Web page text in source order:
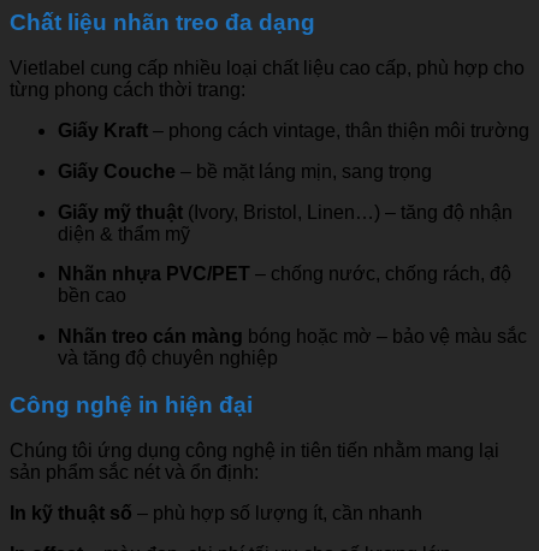
Chất liệu nhãn treo đa dạng
Vietlabel cung cấp nhiều loại chất liệu cao cấp, phù hợp cho
từng phong cách thời trang:
Giấy Kraft – phong cách vintage, thân thiện môi trường
Giấy Couche – bề mặt láng mịn, sang trọng
Giấy mỹ thuật (Ivory, Bristol, Linen…) – tăng độ nhận
diện & thẩm mỹ
Nhãn nhựa PVC/PET – chống nước, chống rách, độ
bền cao
Nhãn treo cán màng bóng hoặc mờ – bảo vệ màu sắc
và tăng độ chuyên nghiệp
Công nghệ in hiện đại
Chúng tôi ứng dụng công nghệ in tiên tiến nhằm mang lại
sản phẩm sắc nét và ổn định:
In kỹ thuật số – phù hợp số lượng ít, cần nhanh